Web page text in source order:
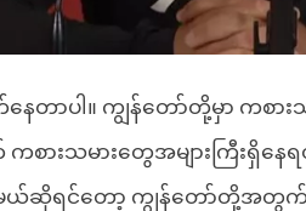
ေတာပါ။ ကျွန်တော်တို့မှာ ကစာ
ားသမားတွေအများကြီးရှိနေ
ယ်ဆိုရင်တော့ ကျွန်တော်တို့အတွက် က